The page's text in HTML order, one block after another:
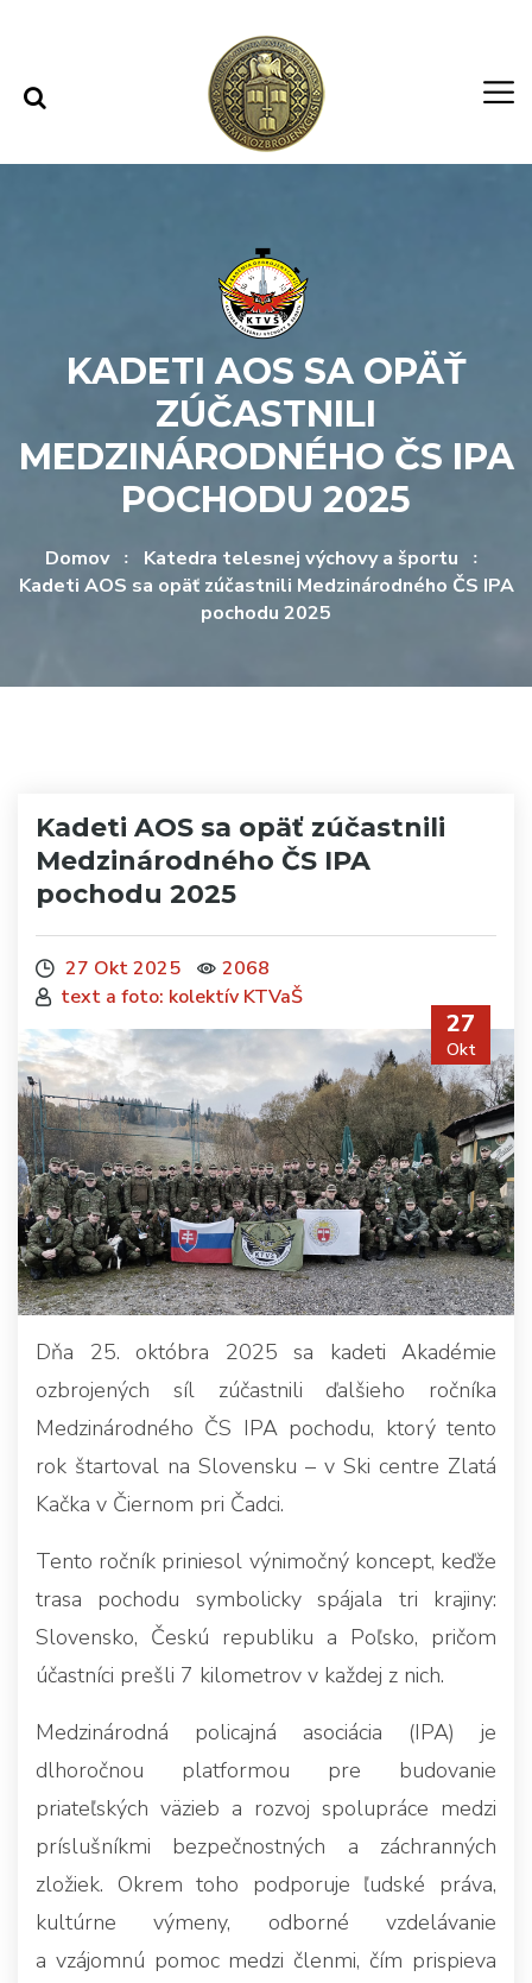
KADETI AOS SA OPÄŤ
ZÚČASTNILI
MEDZINÁRODNÉHO ČS IPA
POCHODU 2025
Domov
Katedra telesnej výchovy a športu
Kadeti AOS sa opäť zúčastnili Medzinárodného ČS IPA
pochodu 2025
Kadeti AOS sa opäť zúčastnili
Medzinárodného ČS IPA
pochodu 2025
27 Okt 2025
2068
text a foto: kolektív KTVaŠ
27
Okt
Dňa 25. októbra 2025 sa kadeti Akadémie
ozbrojených síl zúčastnili ďalšieho ročníka
Medzinárodného ČS IPA pochodu, ktorý tento
rok štartoval na Slovensku – v Ski centre Zlatá
Kačka v Čiernom pri Čadci.
Tento ročník priniesol výnimočný koncept, keďže
trasa pochodu symbolicky spájala tri krajiny:
Slovensko, Českú republiku a Poľsko, pričom
účastníci prešli 7 kilometrov v každej z nich.
Medzinárodná policajná asociácia (IPA) je
dlhoročnou platformou pre budovanie
priateľských väzieb a rozvoj spolupráce medzi
príslušníkmi bezpečnostných a záchranných
zložiek. Okrem toho podporuje ľudské práva,
kultúrne výmeny, odborné vzdelávanie
a vzájomnú pomoc medzi členmi, čím prispieva